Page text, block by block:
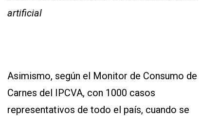
artificial
Asimismo, según el Monitor de Consumo de
Carnes del IPCVA, con 1000 casos
representativos de todo el país, cuando se